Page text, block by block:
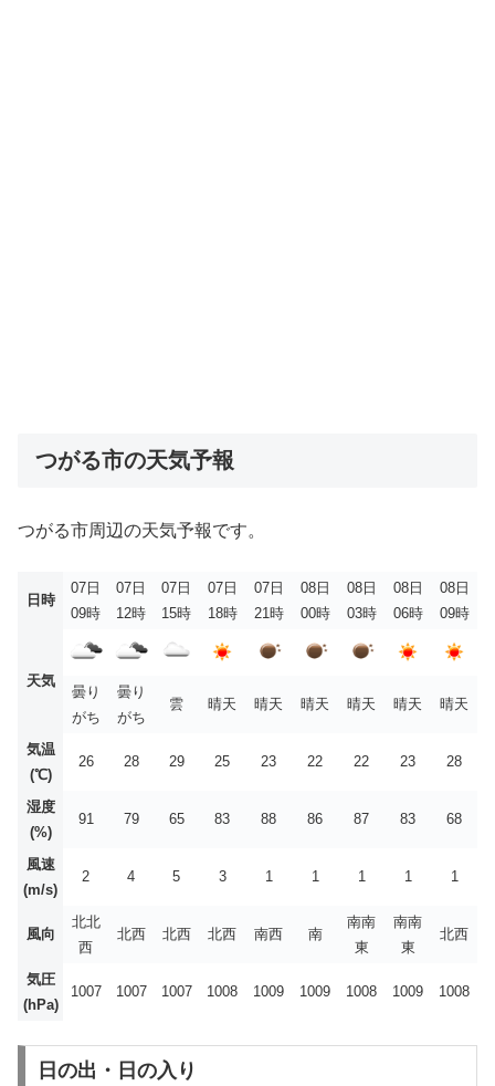
つがる市の天気予報
つがる市周辺の天気予報です。
日時
07日
09時
07日
12時
07日
15時
07日
18時
07日
21時
08日
00時
08日
03時
08日
06時
08日
09時
天気
曇り
がち
曇り
がち
雲 晴天 晴天 晴天 晴天 晴天 晴天
気温
(℃)
26 28 29 25 23 22 22 23 28
湿度
(%)
91 79 65 83 88 86 87 83 68
風速
(m/s)
2 4 5 3 1 1 1 1 1
風向
北北
西
北西 北西 北西 南西 南
南南
東
南南
東
北西
気圧
(hPa)
1007 1007 1007 1008 1009 1009 1008 1009 1008
日の出・日の入り